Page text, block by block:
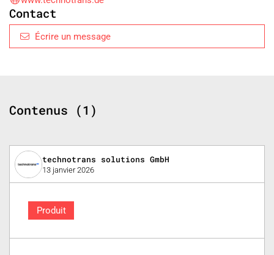
Contact
Écrire un message
Contenus (1)
technotrans solutions GmbH
13 janvier 2026
Produit